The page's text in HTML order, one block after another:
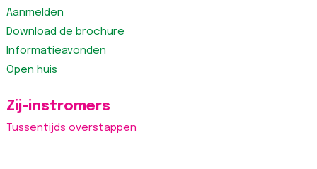
Aanmelden
Download de brochure
Informatieavonden
Open huis
Zij-instromers
Tussentijds overstappen